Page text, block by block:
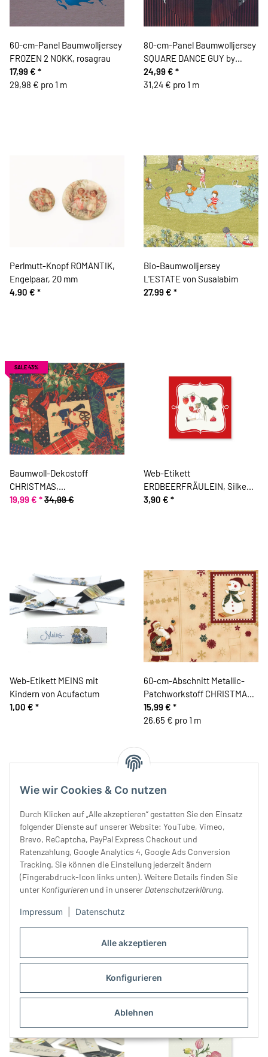
Alle akzeptieren
Konfigurieren
Ablehnen
Wie wir Cookies & Co nutzen
Durch Klicken auf „Alle akzeptieren“ gestatten Sie den Einsatz
folgender Dienste auf unserer Website: YouTube, Vimeo,
Brevo, ReCaptcha, PayPal Express Checkout und
Ratenzahlung, Google Analytics 4, Google Ads Conversion
Tracking. Sie können die Einstellung jederzeit ändern
(Fingerabdruck-Icon links unten). Weitere Details finden Sie
unter Konfigurieren und in unserer Datenschutzerklärung.
Impressum Datenschutz
60-cm-Panel Baumwolljersey
FROZEN 2 NOKK, rosagrau
17,99 € *
29,98 € pro 1 m
80-cm-Panel Baumwolljersey
SQUARE DANCE GUY by
Thorsten Berger, rot
24,99 € *
31,24 € pro 1 m
Perlmutt-Knopf ROMANTIK,
Engelpaar, 20 mm
4,90 € *
Bio-Baumwolljersey
L'ESTATE von Susalabim
27,99 € *
SALE 43%
Baumwoll-Dekostoff
CHRISTMAS,
Weihnachtsspielzeug, rot-
19,99 € *34,99 €
Web-Etikett
ERDBEERFRÄULEIN, Silke
Leffler, Acufactum
3,90 € *
Web-Etikett MEINS mit
Kindern von Acufactum
1,00 € *
60-cm-Abschnitt Metallic-
Patchworkstoff CHRISTMAS
IS NEAR, Nikolausstiefel,
pastellgelb-gold
15,99 € *
26,65 € pro 1 m
SQUARE DANCE GUY by
Thorsten Berger, lavendel
24,99 €*
Susalabim
27,99 €*